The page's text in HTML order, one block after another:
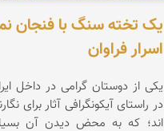
یک تخته سنگ با
اسرار فراوان
یکی از دوستان گرامی در داخل
در راستای آیکونگرافی آثار برای
اند؛ که به محض دیدن آن